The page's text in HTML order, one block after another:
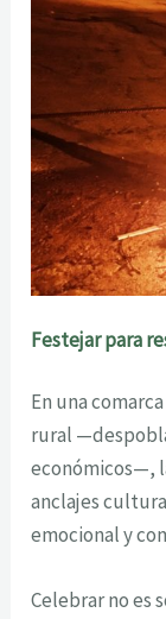
Festejar para
En una
rural
económicos—,
anclajes
emocional y
Celebrar no es